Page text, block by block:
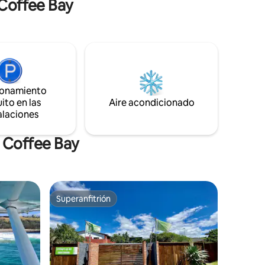
you discover peace and tranquility. Fire
Bay
en las
Aire acondicionado
Bay
Superanfitrión
Superanfitrión